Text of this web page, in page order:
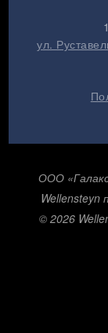
ул.
ООО
Wellensteyn
© 2026